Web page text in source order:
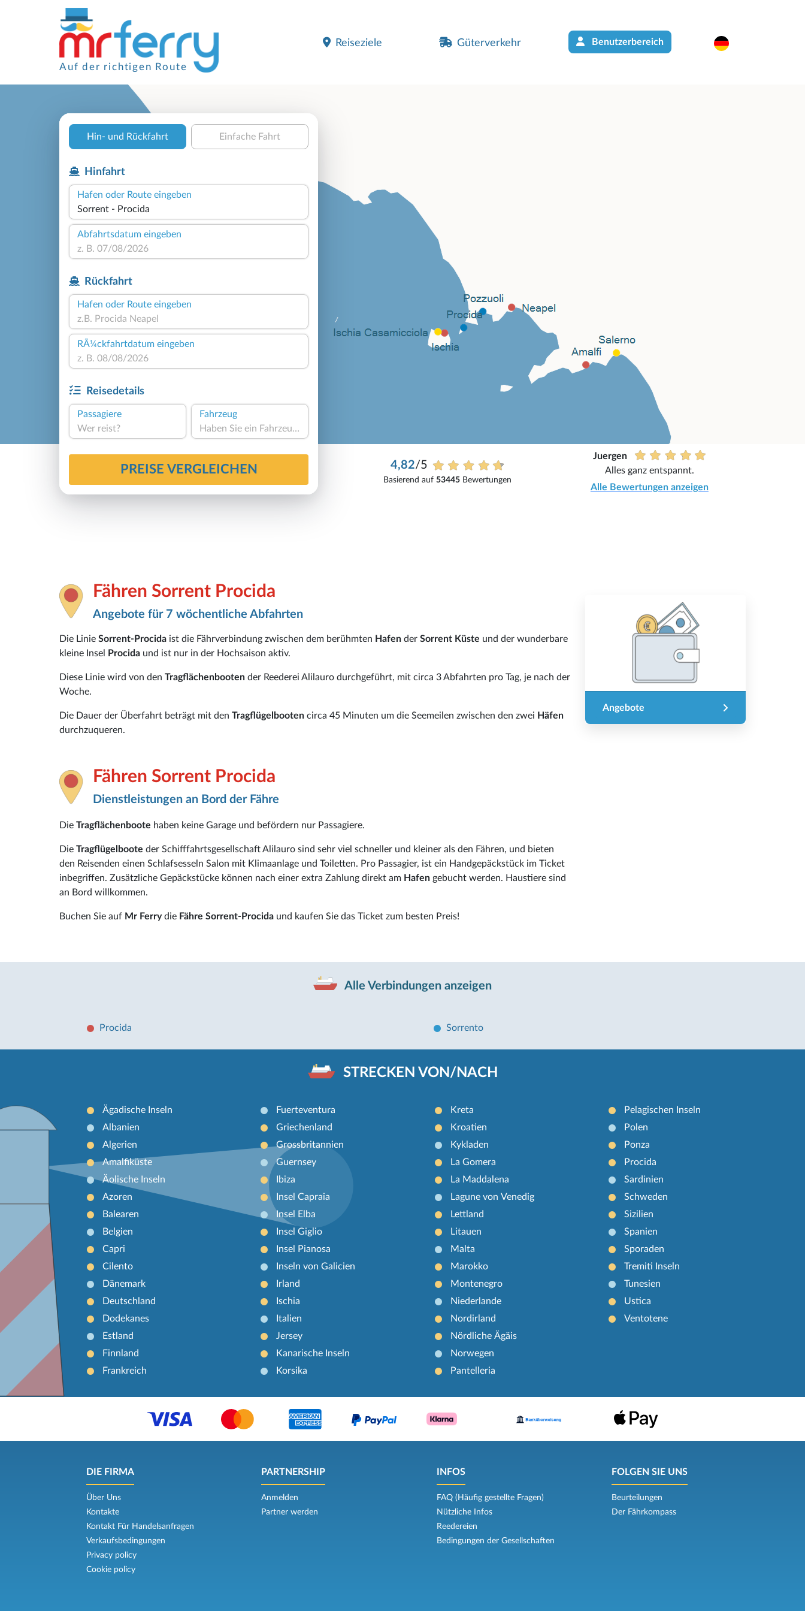
Auf der richtigen Route
Reiseziele Güterverkehr Benutzerbereich
Hin- und Rückfahrt Einfache Fahrt
Hinfahrt
Hafen oder Route eingeben
Abfahrtsdatum eingeben
Rückfahrt
Hafen oder Route eingeben
RÃ¼ckfahrtdatum eingeben
Reisedetails
Passagiere
Wer reist?
Fahrzeug
Haben Sie ein Fahrzeug?
PREISE VERGLEICHEN 4,82/5
Basierend auf53445 Bewertungen
Juergen
Alles ganz entspannt.
Alle Bewertungen anzeigen
Fähren Sorrent Procida
Angebote für 7 wöchentliche Abfahrten
Die Linie Sorrent-Procida ist die Fährverbindung zwischen dem berühmten Hafen der Sorrent Küste und der wunderbare
kleine Insel
Procida und ist nur in der Hochsaison aktiv.
Diese Linie wird von den Tragflächenbooten der Reederei Alilauro durchgeführt, mit circa 3 Abfahrten pro Tag, je nach der
Woche.
Die Dauer der Überfahrt beträgt mit den Tragflügelbooten circa 45 Minuten um die Seemeilen zwischen den zwei Häfen
durchzuqueren.
Fähren Sorrent Procida
Dienstleistungen an Bord der Fähre
Die Tragflächenboote haben keine Garage und befördern nur Passagiere.
Die Tragflügelboote der Schifffahrtsgesellschaft Alilauro sind sehr viel schneller und kleiner als den Fähren, und bieten
den Reisenden einen Schlafsesseln Salon mit Klimaanlage und Toiletten. Pro Passagier, ist ein Handgepäckstück im Ticket
inbegriffen. Zusätzliche Gepäckstücke können nach einer extra Zahlung direkt am Hafen gebucht werden. Haustiere sind
an Bord willkommen.
Buchen Sie auf Mr Ferrydie Fähre Sorrent-Procida und kaufen Sie das Ticket zum besten Preis!
Angebote
Alle Verbindungen anzeigen
Procida Sorrento
STRECKEN VON/NACH
Ägadische Inseln
Albanien
Algerien
Amalfiküste
Äolische Inseln
Azoren
Balearen
Belgien
Capri
Cilento
Dänemark
Deutschland
Dodekanes
Estland
Finnland
Frankreich
Fuerteventura
Griechenland
Grossbritannien
Guernsey
Ibiza
Insel Capraia
Insel Elba
Insel Giglio
Insel Pianosa
Inseln von Galicien
Irland
Ischia
Italien
Jersey
Kanarische Inseln
Korsika
Kreta
Kroatien
Kykladen
La Gomera
La Maddalena
Lagune von Venedig
Lettland
Litauen
Malta
Marokko
Montenegro
Niederlande
Nordirland
Nördliche Ägäis
Norwegen
Pantelleria
Pelagischen Inseln
Polen
Ponza
Procida
Sardinien
Schweden
Sizilien
Spanien
Sporaden
Tremiti Inseln
Tunesien
Ustica
Ventotene
DIE FIRMA
Über Uns
Kontakte
Kontakt Für Handelsanfragen
Verkaufsbedingungen
Privacy policy
Cookie policy
PARTNERSHIP
Anmelden
Partner werden
INFOS
FAQ (Häufig gestellte Fragen)
Nützliche Infos
Reedereien
Bedingungen der Gesellschaften
FOLGEN SIE UNS
Beurteilungen
Der Fährkompass